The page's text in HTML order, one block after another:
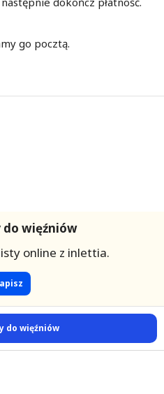
go pocztą.
więźniów
online z inlettia.
do więźniów